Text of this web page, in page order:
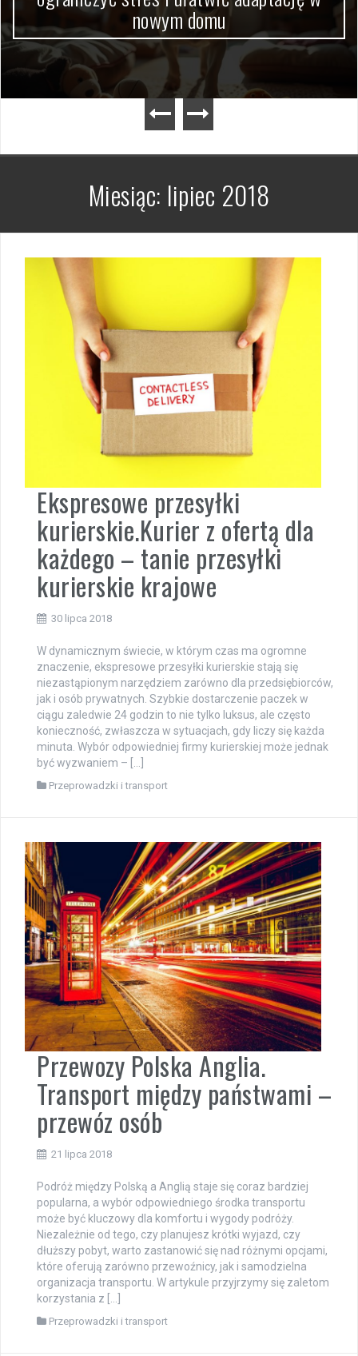
nowym domu
Miesiąc: lipiec 2018
Ekspresowe przesyłki
kurierskie.Kurier z ofertą dla
każdego – tanie przesyłki
kurierskie krajowe
30 lipca 2018
W dynamicznym świecie, w którym czas ma ogromne
znaczenie, ekspresowe przesyłki kurierskie stają się
niezastąpionym narzędziem zarówno dla przedsiębiorców,
jak i osób prywatnych. Szybkie dostarczenie paczek w
ciągu zaledwie 24 godzin to nie tylko luksus, ale często
konieczność, zwłaszcza w sytuacjach, gdy liczy się każda
minuta. Wybór odpowiedniej firmy kurierskiej może jednak
być wyzwaniem – […]
Przeprowadzki i transport
Przewozy Polska Anglia.
Transport między państwami –
przewóz osób
21 lipca 2018
Podróż między Polską a Anglią staje się coraz bardziej
popularna, a wybór odpowiedniego środka transportu
może być kluczowy dla komfortu i wygody podróży.
Niezależnie od tego, czy planujesz krótki wyjazd, czy
dłuższy pobyt, warto zastanowić się nad różnymi opcjami,
które oferują zarówno przewoźnicy, jak i samodzielna
organizacja transportu. W artykule przyjrzymy się zaletom
korzystania z […]
Przeprowadzki i transport